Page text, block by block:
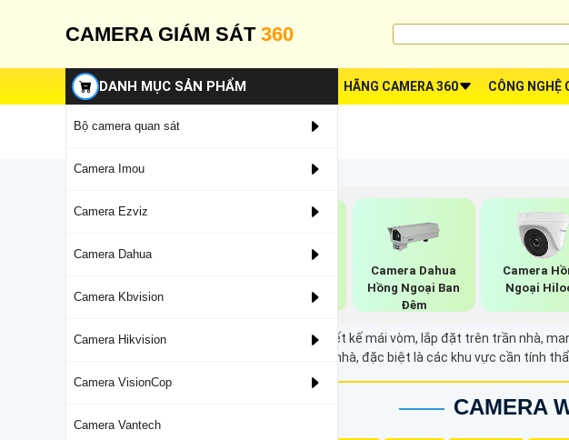
CAMERA GIÁM SÁT 360
DANH MỤC SẢN PHẨM
Bộ camera quan sát
Camera Imou
Camera Ezviz
Camera Dahua
Camera Kbvision
Camera Hikvision
Camera VisionCop
Camera Vantech
HÃNG CAMERA 360 CÔNG NGHỆ
Camera Dahua
Hồng Ngoại Ban
Đêm
Camera
Ngoại
Camera Dome là loại camera giám sát có thiết kế mái vòm, lắp đặt trên trần nhà,
giám sát hiệu quả ở những không gian trong nhà, đặc biệt là các khu vực cần tính
CAMERA